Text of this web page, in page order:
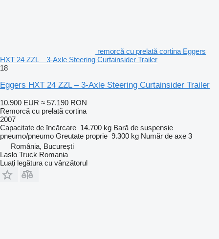
remorcă cu prelată cortina Eggers
HXT 24 ZZL – 3-Axle Steering Curtainsider Trailer
18
Eggers HXT 24 ZZL – 3-Axle Steering Curtainsider Trailer
10.900 EUR ≈ 57.190 RON
Remorcă cu prelată cortina
2007
Capacitate de încărcare 14.700 kg Bară de suspensie
pneumo/pneumo Greutate proprie 9.300 kg Număr de axe 3
România, București
Laslo Truck Romania
Luați legătura cu vânzătorul